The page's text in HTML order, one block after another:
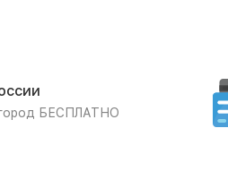
БЕСПЛАТНО